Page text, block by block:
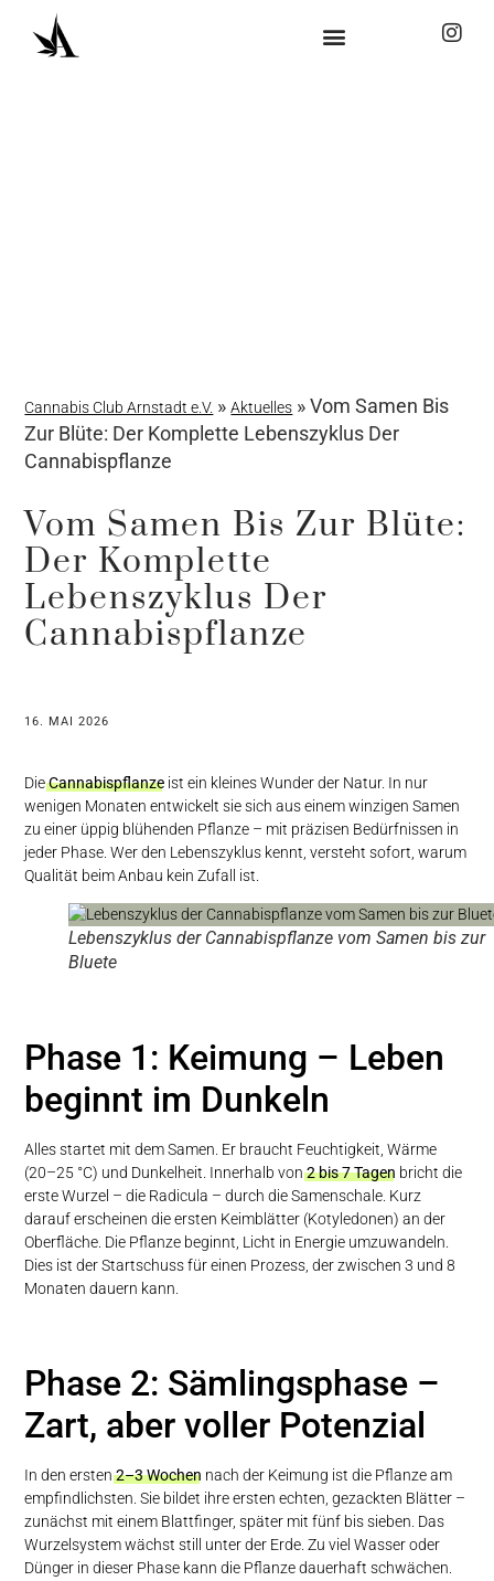
Cannabis Club Arnstadt e.V. »Aktuelles »Vom Samen Bis
Zur Blüte: Der Komplette Lebenszyklus Der
Cannabispflanze
Vom Samen Bis Zur Blüte:
Der Komplette
Lebenszyklus Der
Cannabispflanze
16. MAI 2026
DieCannabispflanze ist ein kleines Wunder der Natur. In nur
wenigen Monaten entwickelt sie sich aus einem winzigen Samen
zu einer üppig blühenden Pflanze – mit präzisen Bedürfnissen in
jeder Phase. Wer den Lebenszyklus kennt, versteht sofort, warum
Qualität beim Anbau kein Zufall ist.
Lebenszyklus der Cannabispflanze vom Samen bis zur
Bluete
Phase 1: Keimung – Leben
beginnt im Dunkeln
Alles startet mit dem Samen. Er braucht Feuchtigkeit, Wärme
(20–25 °C) und Dunkelheit. Innerhalb von2 bis 7 Tagen bricht die
erste Wurzel – die Radicula – durch die Samenschale. Kurz
darauf erscheinen die ersten Keimblätter (Kotyledonen) an der
Oberfläche. Die Pflanze beginnt, Licht in Energie umzuwandeln.
Dies ist der Startschuss für einen Prozess, der zwischen 3 und 8
Monaten dauern kann.
Phase 2: Sämlingsphase –
Zart, aber voller Potenzial
In den ersten2–3 Wochen nach der Keimung ist die Pflanze am
empfindlichsten. Sie bildet ihre ersten echten, gezackten Blätter –
zunächst mit einem Blattfinger, später mit fünf bis sieben. Das
Wurzelsystem wächst still unter der Erde. Zu viel Wasser oder
Dünger in dieser Phase kann die Pflanze dauerhaft schwächen.